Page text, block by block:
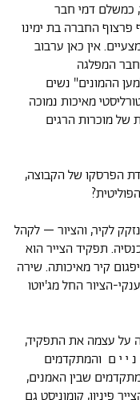
כמשלם דמי חבר
פרצוף החברה בת ימינו
אין כאן ערבוב
חבר המפלגה
ההמונים" נשים
מאיכות נמוכה
של מוכרות הרגים
הפרסקו של הקבוצה,
לקיר, והציור – לקהל
תפקיד הצייר הוא
קיר מאיכותה. שירה
הציור החל מג'יוטו
על עצמה את התפקיד,
נ י י ם והמתקדמים
שבין האמנים,